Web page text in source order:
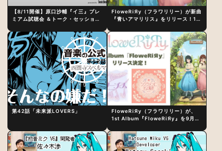
【8/11開催】原口沙輔『イ三』プレ
ミアム試聴会 ＆トーク・セッション
制作秘話
FloweRiЯy（フラワリリー）が新曲
『青いアマリリス』をリリース！1st
第42話「未来派LOVERS」
FloweRiЯy（フラワリリー）が、
1st Album『FloweRiЯy』を9月23